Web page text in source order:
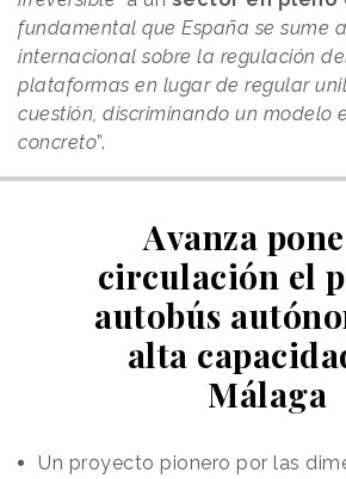
fundamental que España se sume
internacional sobre la regulación
plataformas en lugar de regular
cuestión, discriminando un modelo
concreto”.
Avanza
circulación el
autobús
alta
Málaga
Un proyecto pionero por las